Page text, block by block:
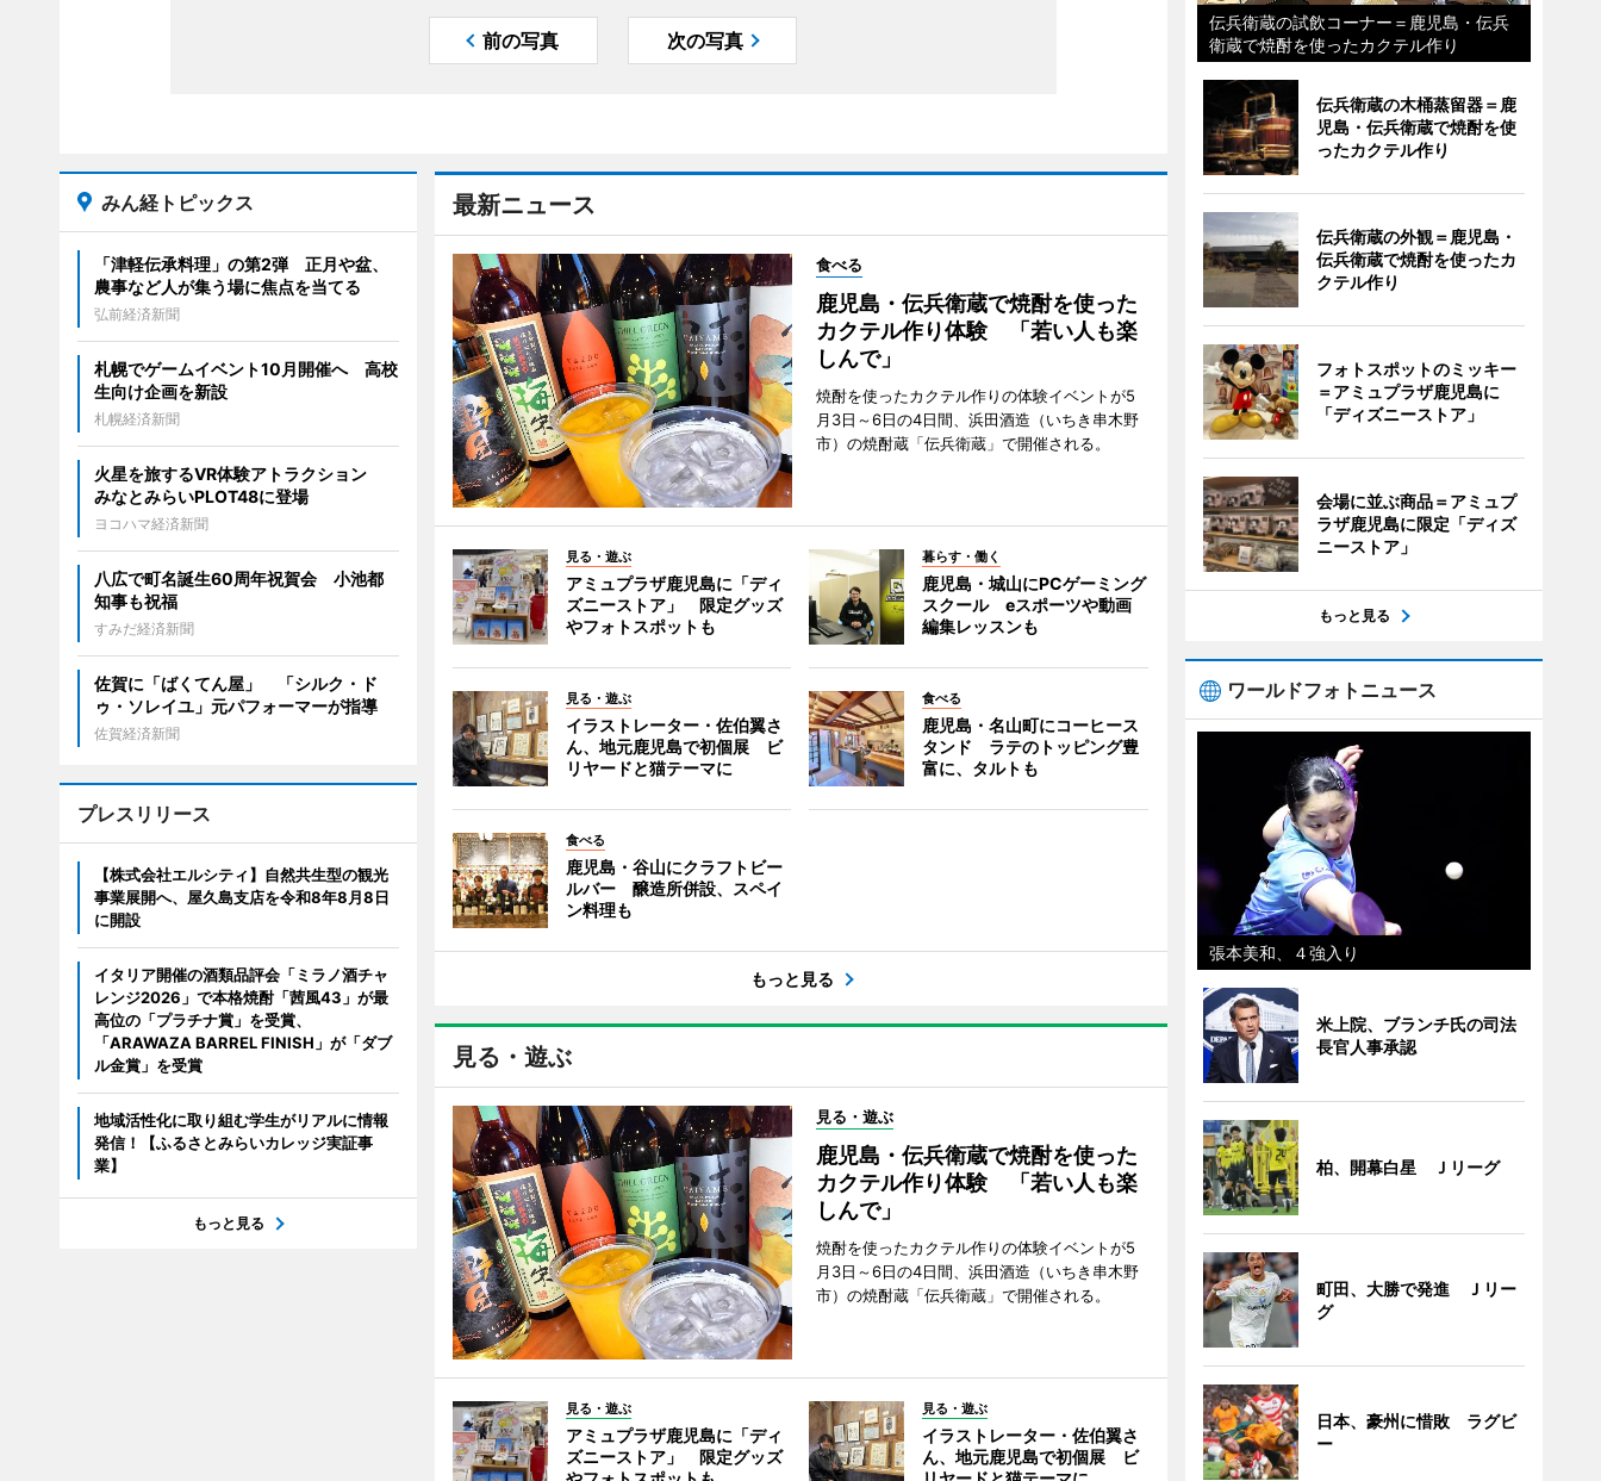
前の写真 次の写真
最新ニュース
食べる
鹿児島・伝兵衛蔵で焼酎を使った
カクテル作り体験 「若い人も楽
しんで」
焼酎を使ったカクテル作りの体験イベントが5
月3日～6日の4日間、浜田酒造（いちき串木野
市）の焼酎蔵「伝兵衛蔵」で開催される。
見る・遊ぶ
アミュプラザ鹿児島に「ディ
ズニーストア」 限定グッズ
やフォトスポットも
暮らす・働く
鹿児島・城山にPCゲーミング
スクール eスポーツや動画
編集レッスンも
見る・遊ぶ
イラストレーター・佐伯翼さ
ん、地元鹿児島で初個展 ビ
リヤードと猫テーマに
食べる
鹿児島・名山町にコーヒース
タンド ラテのトッピング豊
富に、タルトも
食べる
鹿児島・谷山にクラフトビー
ルバー 醸造所併設、スペイ
ン料理も
もっと見る
見る・遊ぶ
見る・遊ぶ
鹿児島・伝兵衛蔵で焼酎を使った
カクテル作り体験 「若い人も楽
しんで」
焼酎を使ったカクテル作りの体験イベントが5
月3日～6日の4日間、浜田酒造（いちき串木野
市）の焼酎蔵「伝兵衛蔵」で開催される。
見る・遊ぶ
アミュプラザ鹿児島に「ディ
ズニーストア」 限定グッズ
見る・遊ぶ
イラストレーター・佐伯翼さ
ん、地元鹿児島で初個展 ビ
みん経トピックス
「津軽伝承料理」の第2弾 正月や盆、
農事など人が集う場に焦点を当てる
弘前経済新聞
札幌でゲームイベント10月開催へ 高校
生向け企画を新設
札幌経済新聞
火星を旅するVR体験アトラクション
みなとみらいPLOT48に登場
ヨコハマ経済新聞
八広で町名誕生60周年祝賀会 小池都
知事も祝福
すみだ経済新聞
佐賀に「ばくてん屋」 「シルク・ド
ゥ・ソレイユ」元パフォーマーが指導
佐賀経済新聞
プレスリリース
【株式会社エルシティ】自然共生型の観光
事業展開へ、屋久島支店を令和8年8月8日
に開設
イタリア開催の酒類品評会「ミラノ酒チャ
レンジ2026」で本格焼酎「茜風43」が最
高位の「プラチナ賞」を受賞、
「ARAWAZA BARREL FINISH」が「ダブ
ル金賞」を受賞
地域活性化に取り組む学生がリアルに情報
発信！【ふるさとみらいカレッジ実証事
業】
もっと見る
伝兵衛蔵の試飲コーナー＝鹿児島・伝兵
衛蔵で焼酎を使ったカクテル作り
伝兵衛蔵の木桶蒸留器＝鹿
児島・伝兵衛蔵で焼酎を使
ったカクテル作り
伝兵衛蔵の外観＝鹿児島・
伝兵衛蔵で焼酎を使ったカ
クテル作り
フォトスポットのミッキー
＝アミュプラザ鹿児島に
「ディズニーストア」
会場に並ぶ商品＝アミュプ
ラザ鹿児島に限定「ディズ
ニーストア」
もっと見る
ワールドフォトニュース
張本美和、４強入り
米上院、ブランチ氏の司法
長官人事承認
柏、開幕白星 Ｊリーグ
町田、大勝で発進 Ｊリー
グ
日本、豪州に惜敗 ラグビ
ー